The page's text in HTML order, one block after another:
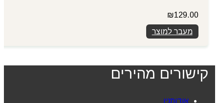
₪129.00
מעבר למוצר
קישורים מהירים
אודותניו